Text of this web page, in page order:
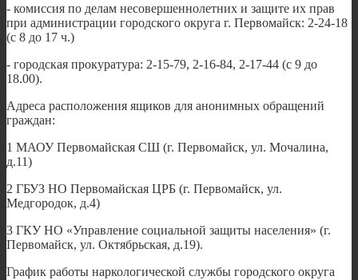
- комиссия по делам несовершеннолетних и защите их прав
при администрации городского округа г. Первомайск: 2-24-18
(с 8 до 17 ч.)
- городская прокуратура: 2-15-79, 2-16-84, 2-17-44 (с 9 до
18.00).
Адреса расположения ящиков для анонимных обращений
граждан:
1 МАОУ Первомайская СШ (г. Первомайск, ул. Мочалина,
д.11)
2 ГБУЗ НО Первомайская ЦРБ (г. Первомайск, ул.
Медгородок, д.4)
3 ГКУ НО «Управление социальной защиты населения» (г.
Первомайск, ул. Октябрьская, д.19).
График работы наркологической службы городского округа